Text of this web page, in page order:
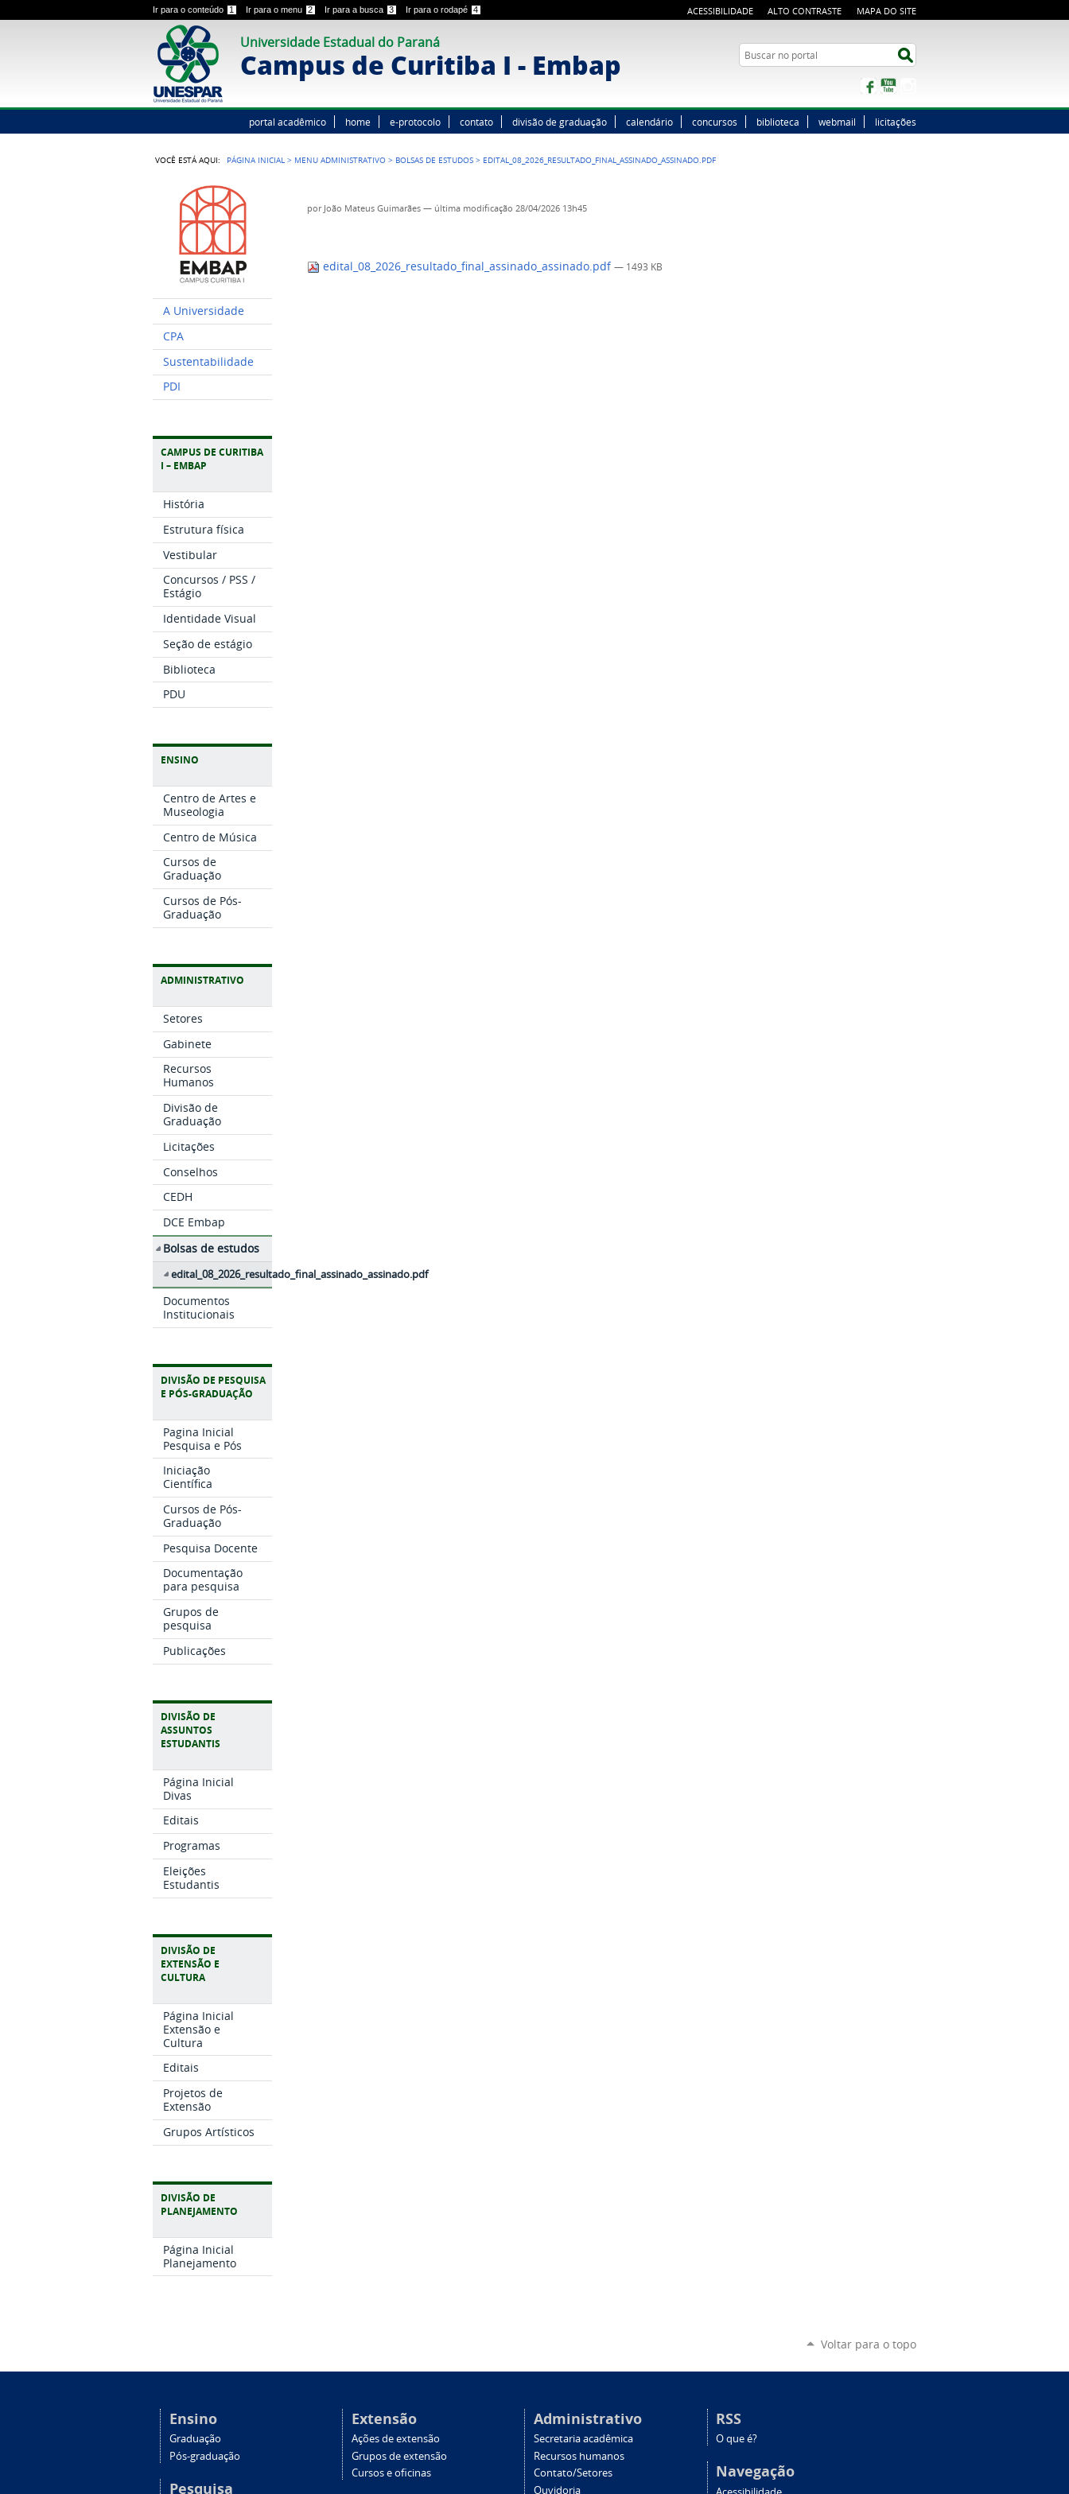
Ir para o conteúdo 1 Ir para o menu 2 Ir para a busca 3 Ir para o rodapé 4 ACESSIBILIDADE ALTO CONTRASTE MAPA DO SITE
Universidade Estadual do Paraná
Campus de Curitiba I - Embap Buscar no portal
Facebook
portal acadêmico home e-protocolo contato divisão de graduação calendário concursos biblioteca webmail licitações
VOCÊ ESTÁ AQUI: PÁGINA INICIAL > MENU ADMINISTRATIVO > BOLSAS DE ESTUDOS > EDITAL_08_2026_RESULTADO_FINAL_ASSINADO_ASSINADO.PDF
A Universidade
CPA
Sustentabilidade
PDI
CAMPUS DE CURITIBA
I – EMBAP
História
Estrutura física
Vestibular
Concursos / PSS /
Estágio
Identidade Visual
Seção de estágio
Biblioteca
PDU
ENSINO
Centro de Artes e
Museologia
Centro de Música
Cursos de
Graduação
Cursos de Pós-
Graduação
ADMINISTRATIVO
Setores
Gabinete
Recursos
Humanos
Divisão de
Graduação
Licitações
Conselhos
CEDH
DCE Embap
Bolsas de estudos
edital_08_2026_resultado_final_assinado_assinado.pdf
Documentos
Institucionais
DIVISÃO DE PESQUISA
E PÓS-GRADUAÇÃO
Pagina Inicial
Pesquisa e Pós
Iniciação
Científica
Cursos de Pós-
Graduação
Pesquisa Docente
Documentação
para pesquisa
Grupos de
pesquisa
Publicações
DIVISÃO DE
ASSUNTOS
ESTUDANTIS
Página Inicial
Divas
Editais
Programas
Eleições
Estudantis
DIVISÃO DE
EXTENSÃO E
CULTURA
Página Inicial
Extensão e
Cultura
Editais
Projetos de
Extensão
Grupos Artísticos
DIVISÃO DE
PLANEJAMENTO
Página Inicial
Planejamento
por João Mateus Guimarães — última modificação 28/04/2026 13h45
edital_08_2026_resultado_final_assinado_assinado.pdf— 1493 KB
Voltar para o topo
Ensino
Graduação
Pós-graduação
Pesquisa
Extensão
Ações de extensão
Grupos de extensão
Cursos e oficinas
Administrativo
Secretaria acadêmica
Recursos humanos
Contato/Setores
Ouvidoria
RSS
O que é?
Navegação